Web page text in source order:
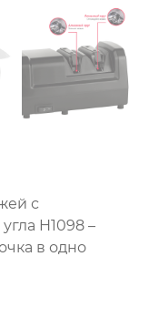
с
H1098 –
в одно